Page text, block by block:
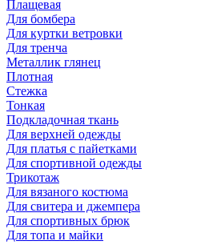
Плащевая
Для бомбера
Для куртки ветровки
Для тренча
Металлик глянец
Плотная
Стежка
Тонкая
Подкладочная ткань
Для верхней одежды
Для платья с пайетками
Для спортивной одежды
Трикотаж
Для вязаного костюма
Для свитера и джемпера
Для спортивных брюк
Для топа и майки